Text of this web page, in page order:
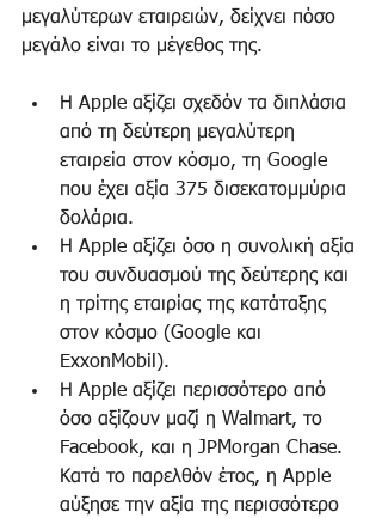
μεγαλύτερων εταιρειών, δείχνει πόσο
μεγάλο είναι το μέγεθος της.
Η Apple αξίζει σχεδόν τα διπλάσια
από τη δεύτερη μεγαλύτερη
εταιρεία στον κόσμο, τη Google
που έχει αξία 375 δισεκατομμύρια
δολάρια.
Η Apple αξίζει όσο η συνολική αξία
του συνδυασμού της δεύτερης και
η τρίτης εταιρίας της κατάταξης
στον κόσμο (Google και
ExxonMobil).
Η Apple αξίζει περισσότερο από
όσο αξίζουν μαζί η Walmart, το
Facebook, και η JPMorgan Chase.
Κατά το παρελθόν έτος, η Apple
αύξησε την αξία της περισσότερο